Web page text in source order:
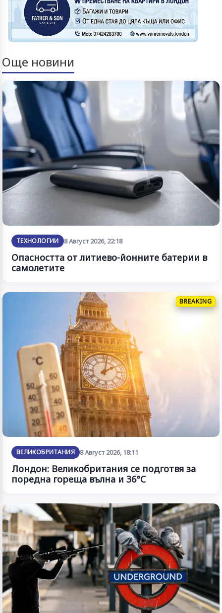
Още новини
ТЕХНОЛОГИИ 8 Август 2026, 22:18
Опасността от литиево-йонните батерии в
самолетите
BREAKING
ВЕЛИКОБРИТАНИЯ 8 Август 2026, 18:11
Лондон: Великобритания се подготвя за
поредна гореща вълна и 36°C